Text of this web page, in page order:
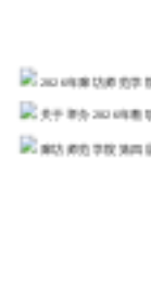
2026年廊坊师范学
关于举办2026年教
廊坊师范学院第四